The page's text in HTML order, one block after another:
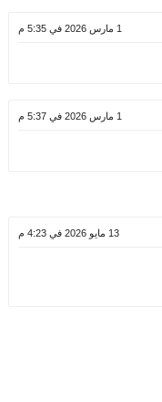
1 مارس 2026 في 5:35 م
1 مارس 2026 في 5:37 م
13 مايو 2026 في 4:23 م